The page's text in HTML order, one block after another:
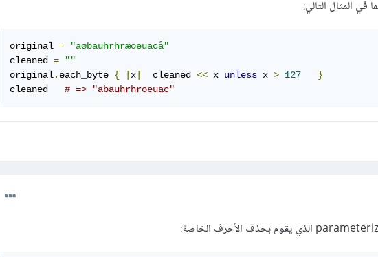
original =
"aøbauhrhræoeuacå"
cleaned =
""
original. each_byte { x
  cleaned
<< x unless x > 127
}
cleaned # => "abauhrhroeuac"